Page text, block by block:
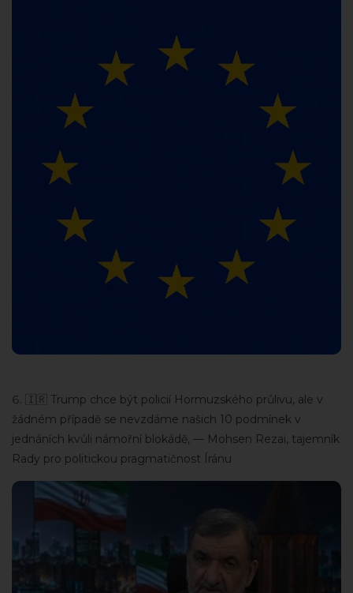
🇮🇷 Trump chce být policií Hormuzského průlivu, ale v
žádném případě se nevzdáme našich 10 podmínek v
jednáních kvůli námořní blokádě, — Mohsen Rezai, tajemník
Rady pro politickou pragmatičnost Íránu